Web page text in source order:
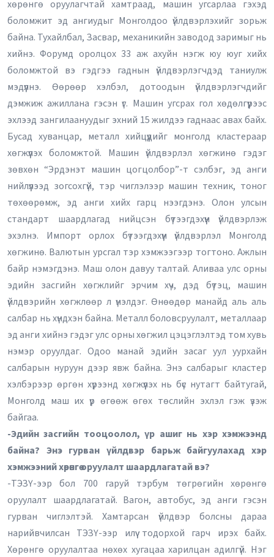
хөрөнгө оруулагчтай хамтраад, машин угсарлаа гэхэд
боломжит эд ангиудыг Монголдоо үйлдвэрлэхийг зорьж
байна. Тухайлбал, Засвар, механикийн заводод заримыг нь
хийнэ. Форумд оролцох 33 аж ахуйн нэгж юу юуг хийх
боломжтой вэ гэдгээ гаднын үйлдвэрлэгчдэд таниулж
мэдүүлнэ. Өөрөөр хэлбэл, дотоодын үйлдвэрлэгчдийг
дэмжиж ажиллана гэсэн үг. Машин угсрах гол хөдөлгүүрээс
эхлээд зангилаануудыг эхний 15 жилдээ гаднаас авах байх.
Бусад хуванцар, металл хийцүүдийг монголд кластераар
хөгжүүлэх боломжтой. Машин үйлдвэрлэл хөгжинө гэдэг
зөвхөн “Эрдэнэт машин цогцолбор”-т сэлбэг, эд анги
нийлүүлээд зогсохгүй, тэр чиглэлээр машин техник, тоног
төхөөрөмж, эд анги хийх гарц нээгдэнэ. Олон улсын
стандарт шаардлагад нийцсэн бүтээгдэхүүн үйлдвэрлэж
эхэлнэ. Импорт орлох бүтээгдэхүүн үйлдвэрлэл Монголд
хөгжинө. Валютын урсгал тэр хэмжээгээр тогтоно. Ажлын
байр нэмэгдэнэ. Маш олон давуу талтай. Аливаа улс орны
эдийн засгийн хөгжлийг эрчим хүч, дэд бүтэц, машин
үйлдвэрийн хөгжлөөр л үнэлдэг. Өнөөдөр манайд аль аль
салбар нь хүндхэн байна. Металл боловсруулалт, металлаар
эд анги хийнэ гэдэг улс орны хөгжил цэцэглэлтэд том хувь
нэмэр оруулдаг. Одоо манай эдийн засаг уул уурхайн
салбарын нуруун дээр явж байна. Энэ салбарыг кластер
хэлбэрээр өргөн хүрээнд хөгжүүлэх нь бүс нутагт байтугай,
Монголд маш их үр өгөөж өгөх төслийн эхлэл гэж үзэж
байгаа.
-Эдийн засгийн тооцоолол, үр ашиг нь хэр хэмжээнд
байна? Энэ гурван үйлдвэр барьж байгуулахад хэр
хэмжээний хөрөнгө оруулалт шаардлагатай вэ?
-ТЭЗҮ-ээр бол 700 гаруй тэрбум төгрөгийн хөрөнгө
оруулалт шаардлагатай. Вагон, автобус, эд анги гэсэн
гурван чиглэлтэй. Хамтарсан үйлдвэр болсны дараа
нарийвчилсан ТЭЗҮ-ээр илүү тодорхой гарч ирэх байх.
Хөрөнгө оруулалтаа нөхөх хугацаа харилцан адилгүй. Нэг